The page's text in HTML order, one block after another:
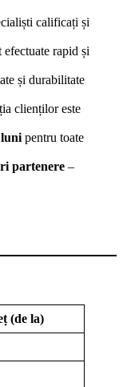
calificați și
rapid și
și durabilitate
clienților este
luni pentru toate
partenere –
(de la)